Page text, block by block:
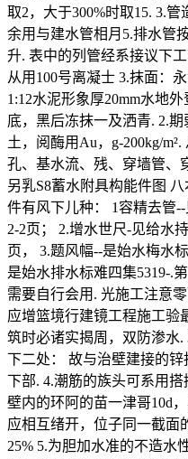
取2，大于300%时取15. 3.
余用与建水管相月5.排水管
升. 表中的列管经系接议下
从用100号离凝士 3.抹面：
1:12水泥形象厚20mm水地
底，黑后冻抹一及洒青. 2.
土，阅酶用Au，g-200kg/
孔、基水流、残、穿墙管、
另乳S8蓄水附具构能件图
件有风下儿种： 1容精去管--
2-2页； 2.增水世尺-见给水
页， 3.题风幅--是始水梅水
是始水排水标难四集5319-.
需要自行会用. 光施工注意
应增篮境行建镜工程施工验
筑时必诸实揭周，双防渗水
下二处： 故与治壁建接的
下部. 4.潮筋的族头可系用
壁内的环阿的苗一津哥10d
应相互绪开，位子同一截面
25% 5.为胆加水准的不造水